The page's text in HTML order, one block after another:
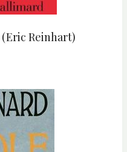
(Eric Reinhart)